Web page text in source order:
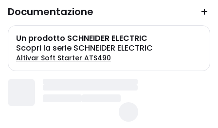
Documentazione
Un prodotto SCHNEIDER ELECTRIC
Scopri la serie SCHNEIDER ELECTRIC
Altivar Soft Starter ATS490